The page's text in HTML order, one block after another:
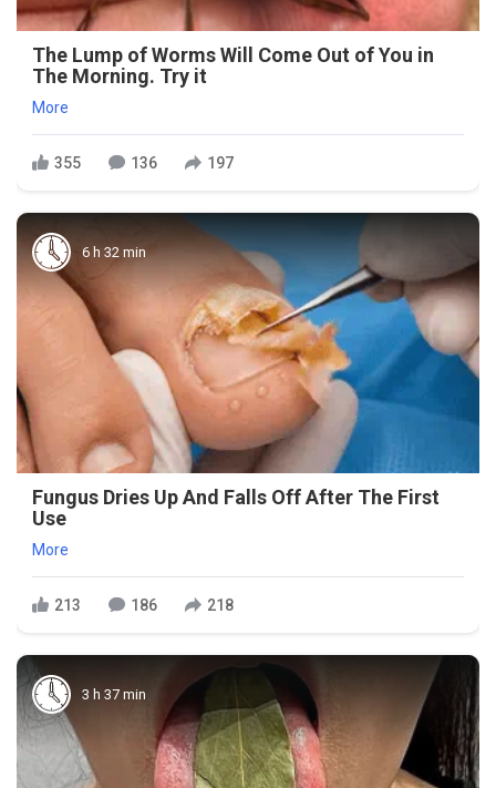
The Lump of Worms Will Come Out of You in
The Morning. Try it
More
355 136 197
6 h 32 min
Fungus Dries Up And Falls Off After The First
Use
More
213 186 218
3 h 37 min